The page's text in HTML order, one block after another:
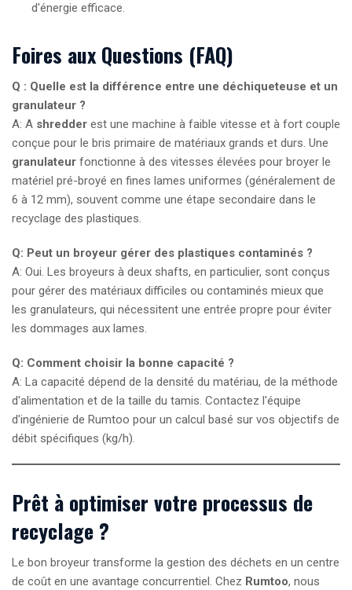
d'énergie efficace.
Foires aux Questions (FAQ)
Q : Quelle est la différence entre une déchiqueteuse et un
granulateur ?
A: A shredder est une machine à faible vitesse et à fort couple
conçue pour le bris primaire de matériaux grands et durs. Une
granulateur fonctionne à des vitesses élevées pour broyer le
matériel pré-broyé en fines lames uniformes (généralement de
6 à 12 mm), souvent comme une étape secondaire dans le
recyclage des plastiques.
Q: Peut un broyeur gérer des plastiques contaminés ?
A: Oui. Les broyeurs à deux shafts, en particulier, sont conçus
pour gérer des matériaux difficiles ou contaminés mieux que
les granulateurs, qui nécessitent une entrée propre pour éviter
les dommages aux lames.
Q: Comment choisir la bonne capacité ?
A: La capacité dépend de la densité du matériau, de la méthode
d'alimentation et de la taille du tamis. Contactez l'équipe
d'ingénierie de Rumtoo pour un calcul basé sur vos objectifs de
débit spécifiques (kg/h).
Prêt à optimiser votre processus de
recyclage ?
Le bon broyeur transforme la gestion des déchets en un centre
de coût en une avantage concurrentiel. Chez Rumtoo, nous